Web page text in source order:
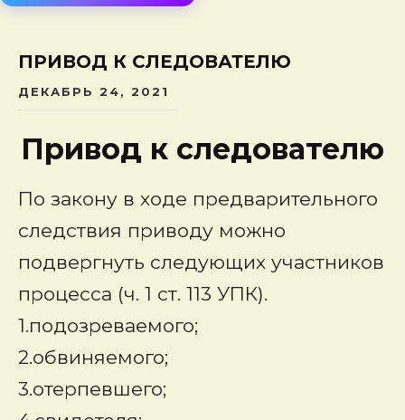
ПРИВОД К СЛЕДОВАТЕЛЮ
ДЕКАБРЬ 24, 2021
Привод к следователю
По закону в ходе предварительного
следствия приводу можно
подвергнуть следующих участников
процесса (ч. 1 ст. 113 УПК).
1.подозреваемого;
2.обвиняемого;
3.отерпевшего;